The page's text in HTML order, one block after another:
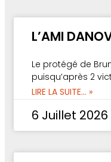
L’AMI
Le protégé de
puisqu’après 2
LIRE LA SUITE... »
6 Juillet 2026